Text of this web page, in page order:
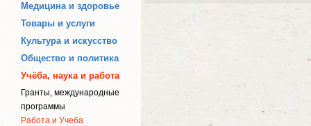
Медицина и здоровье
Товары и услуги
Культура и искусство
Общество и политика
Учёба, наука и работа
Гранты, международные
программы
Работа и Учеба